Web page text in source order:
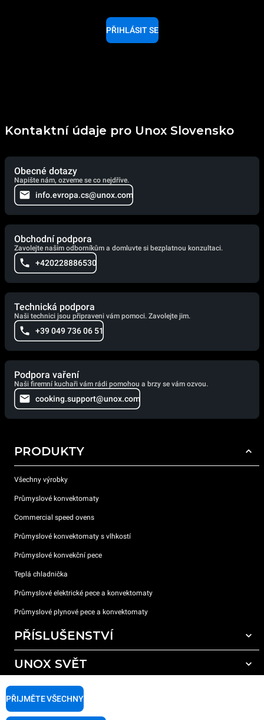
PŘIHLÁSIT SE
Kontaktní údaje pro Unox Slovensko
Obecné dotazy
Napište nám, ozveme se co nejdříve.
info.evropa.cs@unox.com
Obchodní podpora
Zavolejte našim odborníkům a domluvte si bezplatnou konzultaci.
+420228886530
Technická podpora
Naši technici jsou připraveni vám pomoci. Zavolejte jim.
+39 049 736 06 51
Podpora vaření
Naši firemní kuchaři vám rádi pomohou a brzy se vám ozvou.
cooking.support@unox.com
PRODUKTY
Všechny výrobky
Průmyslové konvektomaty
Commercial speed ovens
Průmyslové konvektomaty s vlhkostí
Průmyslové konvekční pece
Teplá chladnička
Průmyslové elektrické pece a konvektomaty
Průmyslové plynové pece a konvektomaty
PŘÍSLUŠENSTVÍ
Všechna příslušenství
Čisticí prostředky pro ruční mytí
UNOX SVĚT
Naše pobočky po celém světě
PODPORA
PŘIJMĚTE VŠECHNY